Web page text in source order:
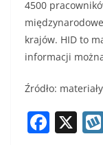
4500
krajów. HID to
informacji
Źródło:
F X